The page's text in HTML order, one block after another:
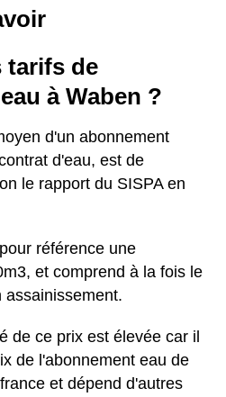
tarifs de
à Waben ?
d'un abonnement
d'eau, est de
le rapport du SISPA en
référence une
et comprend à la fois le
assainissement.
de ce prix est élevée car il
de l'abonnement eau de
et dépend d'autres